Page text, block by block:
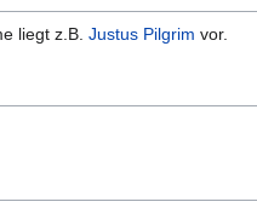
liegt z.B. Justus Pilgrim vor.